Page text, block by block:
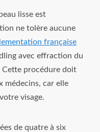
lisse est
ne tolère aucune
française
avec effraction du
procédure doit
médecins, car elle
visage.
de quatre à six